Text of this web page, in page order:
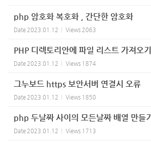
php 암호화 복호화 , 간단한 암호화
Date 2023.01.12 Views 2063
PHP 디렉토리안에 파일 리스트 가져오기
Date 2023.01.12 Views 1874
그누보드 https 보안서버 연결시 오류
Date 2023.01.12 Views 1850
php 두날짜 사이의 모든날짜 배열 만들기
Date 2023.01.12 Views 1713